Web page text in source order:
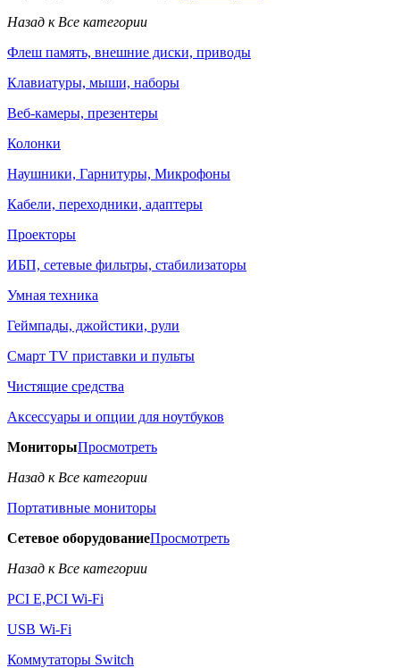
Назад к Все категории
Флеш память, внешние диски, приводы
Клавиатуры, мыши, наборы
Веб-камеры, презентеры
Колонки
Наушники, Гарнитуры, Микрофоны
Кабели, переходники, адаптеры
Проекторы
ИБП, сетевые фильтры, стабилизаторы
Умная техника
Геймпады, джойстики, рули
Смарт TV приставки и пульты
Чистящие средства
Аксессуары и опции для ноутбуков
МониторыПросмотреть
Назад к Все категории
Портативные мониторы
Сетевое оборудованиеПросмотреть
Назад к Все категории
PCI E,PCI Wi-Fi
USB Wi-Fi
Коммутаторы Switch